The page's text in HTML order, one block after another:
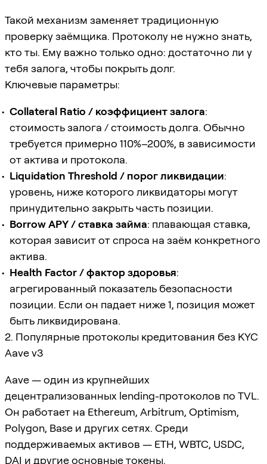
Такой механизм заменяет традиционную
проверку заёмщика. Протоколу не нужно знать,
кто ты. Ему важно только одно: достаточно ли у
тебя залога, чтобы покрыть долг.
Ключевые параметры:
Collateral Ratio / коэффициент залога:
стоимость залога / стоимость долга. Обычно
требуется примерно 110%–200%, в зависимости
от актива и протокола.
Liquidation Threshold / порог ликвидации:
уровень, ниже которого ликвидаторы могут
принудительно закрыть часть позиции.
Borrow APY / ставка займа: плавающая ставка,
которая зависит от спроса на заём конкретного
актива.
Health Factor / фактор здоровья:
агрегированный показатель безопасности
позиции. Если он падает ниже 1, позиция может
быть ликвидирована.
2. Популярные протоколы кредитования без KYC
Aave v3
Aave — один из крупнейших
децентрализованных lending-протоколов по TVL.
Он работает на Ethereum, Arbitrum, Optimism,
Polygon, Base и других сетях. Среди
поддерживаемых активов — ETH, WBTC, USDC,
DAI и другие основные токены.